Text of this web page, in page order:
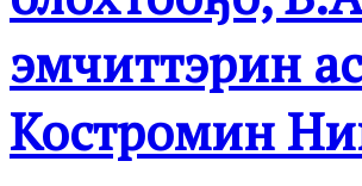
эмчиттэрин
Костромин